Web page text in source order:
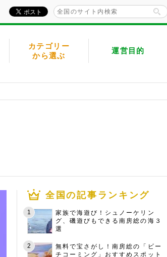
カテゴリー
から選ぶ
運営目的
全国の記事ランキング
家族で海遊び！シュノーケリン
グ、磯遊びもできる南房総の海３
選
無料で宝さがし！南房総の「ビー
チコーミング」おすすめスポット